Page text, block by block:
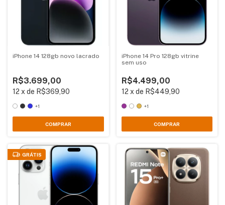
iPhone 14 128gb novo lacrado
R$3.699,00
12 x de R$369,90
+1
COMPRAR
iPhone 14 Pro 128gb vitrine
sem uso
R$4.499,00
12 x de R$449,90
+1
COMPRAR
GRÁTIS